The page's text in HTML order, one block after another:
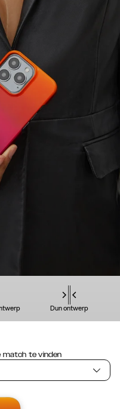
Dun ontwerp
match te vinden